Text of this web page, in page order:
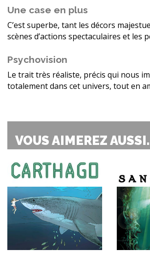
Une case en plus
C’est superbe, tant les décors
scènes d’actions spectaculaires et les
Psychovision
Le trait très réaliste, précis qui nous
totalement dans cet univers, tout en
VOUS AIMEREZ